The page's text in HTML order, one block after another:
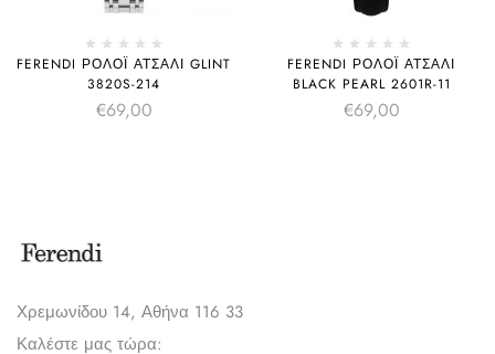
FERENDI ΡΟΛΌΙ ΑΤΣΆΛΙ GLINT
3820S-214
€69,00
FERENDI ΡΟΛΌΙ ΑΤΣΆΛΙ
BLACK PEARL 2601R-11
€69,00
Χρεμωνίδου 14, Αθήνα 116 33
Καλέστε μας τώρα: